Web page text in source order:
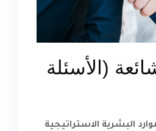
(الأسئلة
البشرية الاستراتيجية